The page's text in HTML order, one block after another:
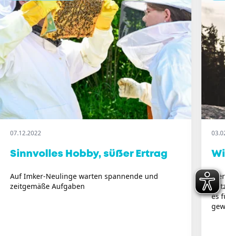
07.12.2022
Sinnvolles Hobby, süßer Ertrag
Auf Imker-Neulinge warten spannende und
zeitgemäße Aufgaben
es